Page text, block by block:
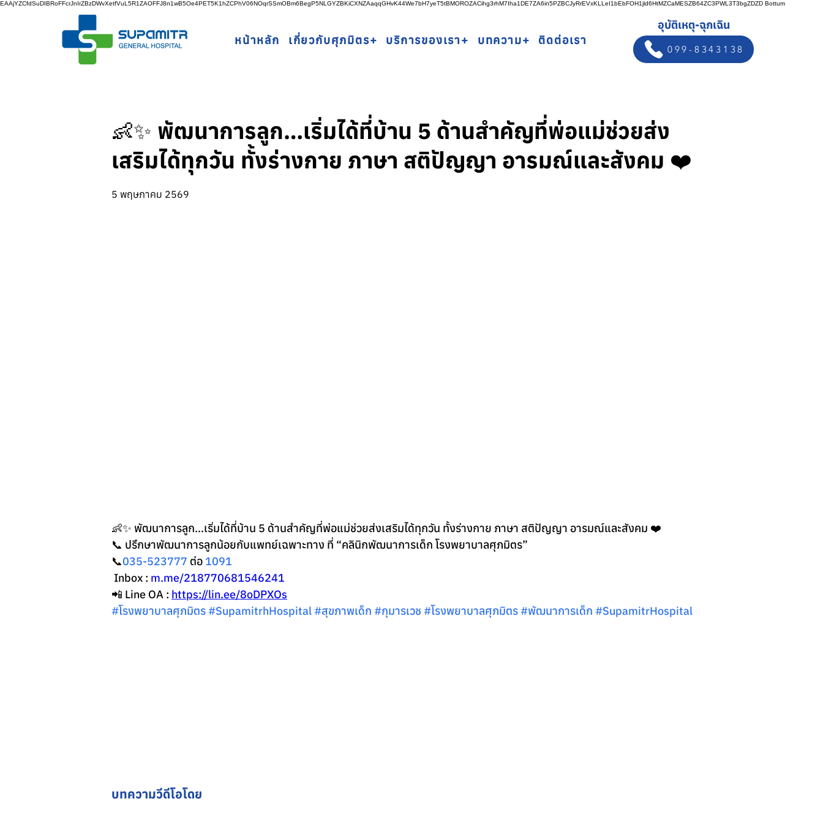
EAAjYZCfdSuDIBRoFFcrJnIrZBzDWvXetfVuL5R1ZAOFFJ8n1wB5Oe4PET5K1hZCPhV06NOqrSSmOBm6BegP5NLGYZBKiCXNZAaqqGHvK44We7bH7yeT5tBMOROZACihg3rhM7Iha1DE7ZA6in5PZBCJyRrEVxKLLeI1bEbFOH1jld6HtMZCaMESZB64ZC3PWL3T3bgZDZD Bottum
หน้าหลัก เกี่ยวกับศุภมิตร+ บริการของเรา+ บทความ+ ติดต่อเรา
อุบัติเหตุ-ฉุกเฉิน
099-8343138
👶✨ พัฒนาการลูก…เริ่มได้ที่บ้าน 5 ด้านสำคัญที่พ่อแม่ช่วยส่ง
เสริมได้ทุกวัน ทั้งร่างกาย ภาษา สติปัญญา อารมณ์และสังคม ❤️
5 พฤษภาคม 2569
👶✨ พัฒนาการลูก…เริ่มได้ที่บ้าน 5 ด้านสำคัญที่พ่อแม่ช่วยส่งเสริมได้ทุกวัน ทั้งร่างกาย ภาษา สติปัญญา อารมณ์และสังคม ❤️
📞 ปรึกษาพัฒนาการลูกน้อยกับแพทย์เฉพาะทาง ที่ “คลินิกพัฒนาการเด็ก โรงพยาบาลศุภมิตร”
📞035-523777 ต่อ 1091
Inbox : m.me/218770681546241
📲 Line OA : https://lin.ee/8oDPXOs
#โรงพยาบาลศุภมิตร #SupamitrhHospital#สุขภาพเด็ก #กุมารเวช #โรงพยาบาลศุภมิตร #พัฒนาการเด็ก #SupamitrHospital
บทความวีดีโอโดย